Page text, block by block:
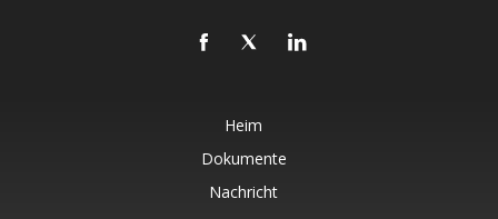
Heim
Dokumente
Nachricht